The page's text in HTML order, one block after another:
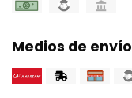
Medios de envío